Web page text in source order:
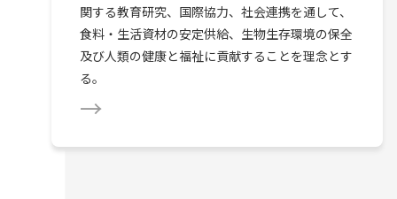
関する教育研究、国際協力、社会連携を通して、
食料・生活資材の安定供給、生物生存環境の保全
及び人類の健康と福祉に貢献することを理念とす
る。